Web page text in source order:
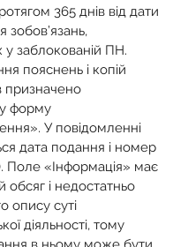
365 днів від дати
зобов’язань,
у заблокованій ПН.
пояснень і копій
призначено
форму
У повідомленні
дата подання і номер
Поле «Інформація» має
і недостатньо
опису суті
діяльності, тому